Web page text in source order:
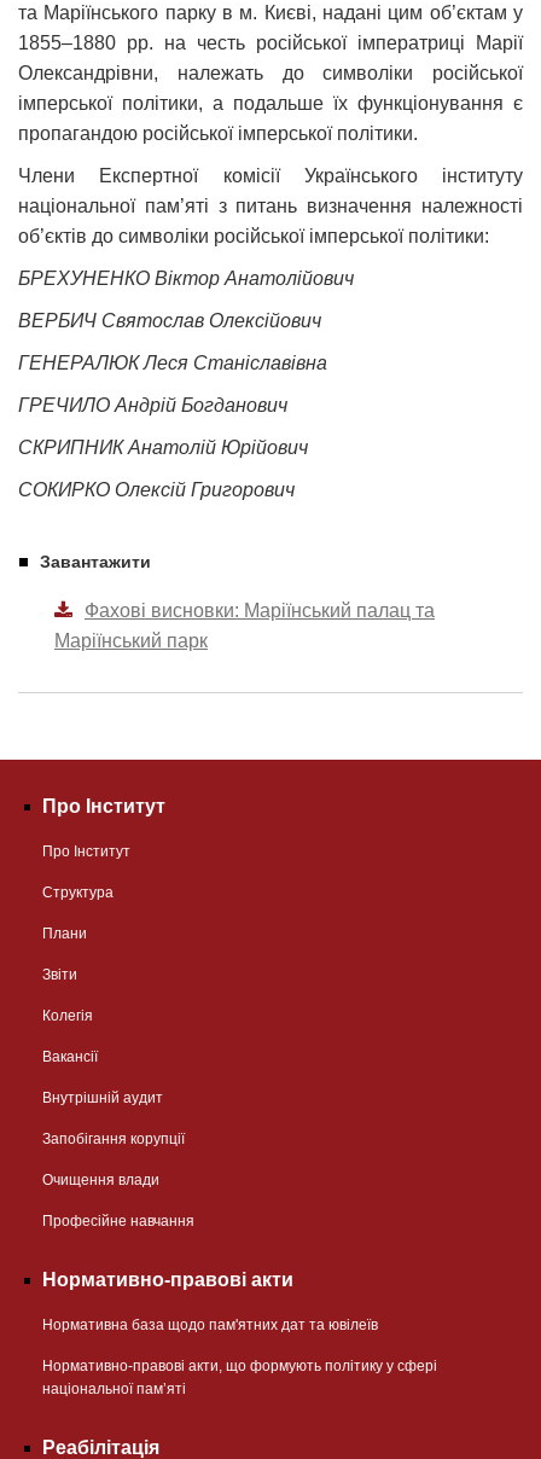
та Маріїнського парку в м. Києві, надані цим об’єктам у
1855–1880 рр. на честь російської імператриці Марії
Олександрівни, належать до символіки російської
імперської політики, а подальше їх функціонування є
пропагандою російської імперської політики.
Члени Експертної комісії Українського інституту
національної пам’яті з питань визначення належності
об’єктів до символіки російської імперської політики:
БРЕХУНЕНКО Віктор Анатолійович
ВЕРБИЧ Святослав Олексійович
ГЕНЕРАЛЮК Леся Станіславівна
ГРЕЧИЛО Андрій Богданович
СКРИПНИК Анатолій Юрійович
СОКИРКО Олексій Григорович
Завантажити
Фахові висновки: Маріїнський палац та
Маріїнський парк
Про Інститут
Про Інститут
Структура
Плани
Звіти
Колегія
Вакансії
Внутрішній аудит
Запобігання корупції
Очищення влади
Професійне навчання
Нормативно-правові акти
Нормативна база щодо пам'ятних дат та ювілеїв
Нормативно-правові акти, що формують політику у сфері
національної памʼяті
Реабілітація